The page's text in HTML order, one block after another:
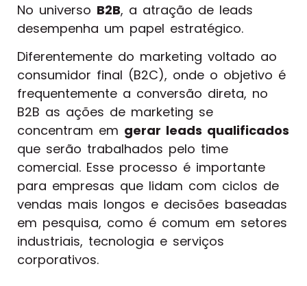
No universo B2B, a atração de leads
desempenha um papel estratégico.
Diferentemente do marketing voltado ao
consumidor final (B2C), onde o objetivo é
frequentemente a conversão direta, no
B2B as ações de marketing se
concentram em gerar leads qualificados
que serão trabalhados pelo time
comercial. Esse processo é importante
para empresas que lidam com ciclos de
vendas mais longos e decisões baseadas
em pesquisa, como é comum em setores
industriais, tecnologia e serviços
corporativos.